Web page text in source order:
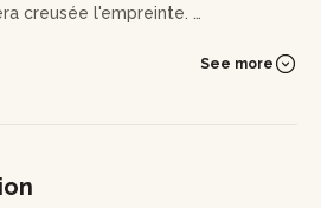
creusée l'empreinte.
feront une démonstration de
les étapes se dérouleront sous le
See more